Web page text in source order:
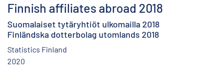
Finnish affiliates abroad 2018
Suomalaiset tytäryhtiöt ulkomailla 2018
Finländska dotterbolag utomlands 2018
Statistics Finland
2020